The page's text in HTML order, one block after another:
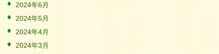
2024年6月
2024年5月
2024年4月
2024年3月